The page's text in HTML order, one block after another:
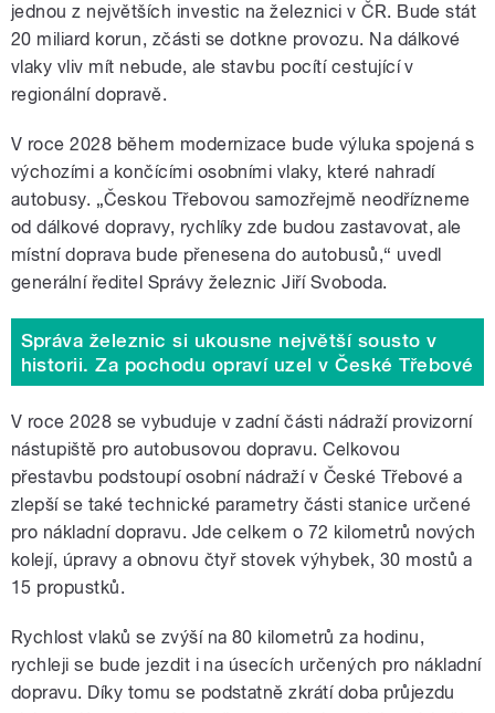
jednou z největších investic na železnici v ČR. Bude stát
20 miliard korun, zčásti se dotkne provozu. Na dálkové
vlaky vliv mít nebude, ale stavbu pocítí cestující v
regionální dopravě.
V roce 2028 během modernizace bude výluka spojená s
výchozími a končícími osobními vlaky, které nahradí
autobusy. „Českou Třebovou samozřejmě neodřízneme
od dálkové dopravy, rychlíky zde budou zastavovat, ale
místní doprava bude přenesena do autobusů,“ uvedl
generální ředitel Správy železnic Jiří Svoboda.
Správa železnic si ukousne největší sousto v
historii. Za pochodu opraví uzel v České Třebové
V roce 2028 se vybuduje v zadní části nádraží provizorní
nástupiště pro autobusovou dopravu. Celkovou
přestavbu podstoupí osobní nádraží v České Třebové a
zlepší se také technické parametry části stanice určené
pro nákladní dopravu. Jde celkem o 72 kilometrů nových
kolejí, úpravy a obnovu čtyř stovek výhybek, 30 mostů a
15 propustků.
Rychlost vlaků se zvýší na 80 kilometrů za hodinu,
rychleji se bude jezdit i na úsecích určených pro nákladní
dopravu. Díky tomu se podstatně zkrátí doba průjezdu